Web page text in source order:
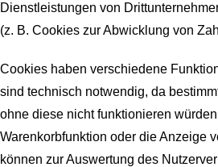
Dienstleistungen von
(z. B. Cookies zur Abwicklung von
Cookies haben verschiedene
sind technisch notwendig, da
ohne diese nicht funktionieren
Warenkorbfunktion oder die Anzeige
können zur Auswertung des